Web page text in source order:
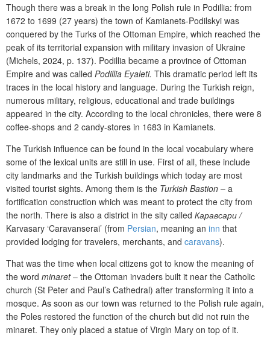
Though there was a break in the long Polish rule in Podillia: from
1672 to 1699 (27 years) the town of Kamianets-Podilskyi was
conquered by the Turks of the Ottoman Empire, which reached the
peak of its territorial expansion with military invasion of Ukraine
(Michels, 2024, p. 137). Podillia became a province of Ottoman
Empire and was called Podillia Eyaleti. This dramatic period left its
traces in the local history and language. During the Turkish reign,
numerous military, religious, educational and trade buildings
appeared in the city. According to the local chronicles, there were 8
coffee-shops and 2 candy-stores in 1683 in Kamianets.
The Turkish influence can be found in the local vocabulary where
some of the lexical units are still in use. First of all, these include
city landmarks and the Turkish buildings which today are most
visited tourist sights. Among them is the Turkish Bastion – a
fortification construction which was meant to protect the city from
the north. There is also a district in the sity called Каравсари /
Karvasary ‘Caravanserai’ (from Persian, meaning an inn that
provided lodging for travelers, merchants, and caravans).
That was the time when local citizens got to know the meaning of
the word minaret – the Ottoman invaders built it near the Catholic
church (St Peter and Paul’s Cathedral) after transforming it into a
mosque. As soon as our town was returned to the Polish rule again,
the Poles restored the function of the church but did not ruin the
minaret. They only placed a statue of Virgin Mary on top of it.